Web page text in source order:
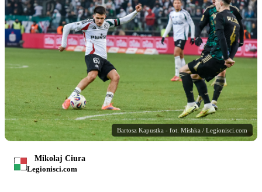
Bartosz Kapustka - fot. Mishka / Legionisci.com
Mikołaj Ciura
Legionisci.com